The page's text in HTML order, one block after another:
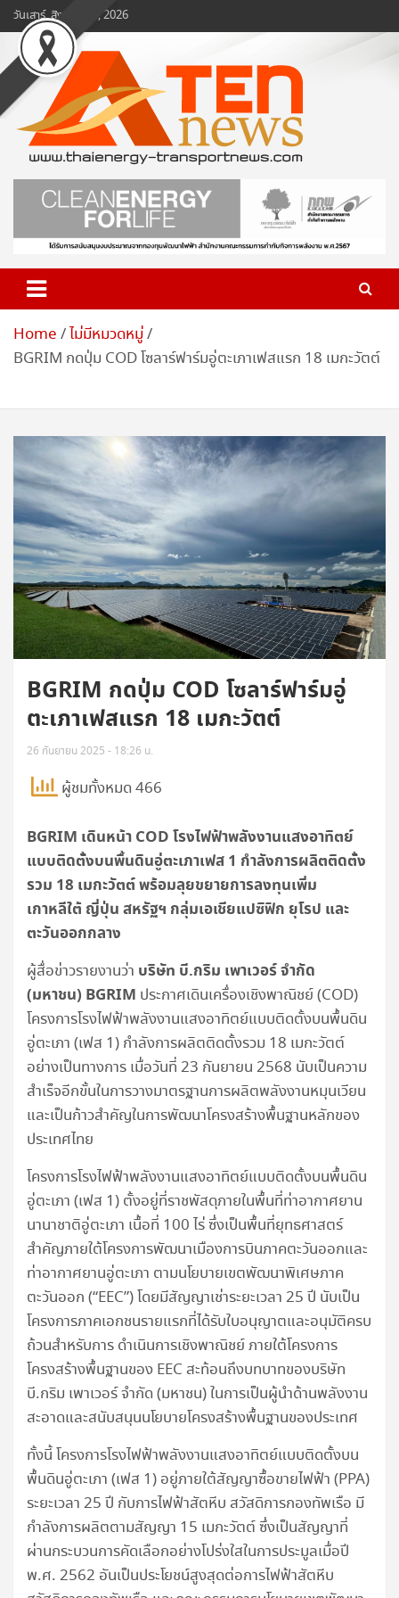
Skip
to
content
วันเสาร์, สิงหาคม 8, 2026
www.ten-news.com
ข่าวพลังงานและคมนาคม
Home ไม่มีหมวดหมู่
BGRIM กดปุ่ม COD โซลาร์ฟาร์มอู่ตะเภาเฟสแรก 18 เมกะวัตต์
BGRIM กดปุ่ม COD โซลาร์ฟาร์มอู่
ตะเภาเฟสแรก 18 เมกะวัตต์
26 กันยายน 2025 - 18:26 น.
ผู้ชมทั้งหมด 466
BGRIM เดินหน้า COD โรงไฟฟ้าพลังงานแสงอาทิตย์
แบบติดตั้งบนพื้นดินอู่ตะเภาเฟส 1 กำลังการผลิตติดตั้ง
รวม 18 เมกะวัตต์ พร้อมลุยขยายการลงทุนเพิ่ม
เกาหลีใต้ ญี่ปุ่น สหรัฐฯ กลุ่มเอเชียแปซิฟิก ยุโรป และ
ตะวันออกกลาง
ผู้สื่อข่าวรายงานว่า บริษัท บี.กริม เพาเวอร์ จำกัด
(มหาชน) BGRIM ประกาศเดินเครื่องเชิงพาณิชย์ (COD)
โครงการโรงไฟฟ้าพลังงานแสงอาทิตย์แบบติดตั้งบนพื้นดิน
อู่ตะเภา (เฟส 1) กำลังการผลิตติดตั้งรวม 18 เมกะวัตต์
อย่างเป็นทางการ เมื่อวันที่ 23 กันยายน 2568 นับเป็นความ
สำเร็จอีกขั้นในการวางมาตรฐานการผลิตพลังงานหมุนเวียน
และเป็นก้าวสำคัญในการพัฒนาโครงสร้างพื้นฐานหลักของ
ประเทศไทย
โครงการโรงไฟฟ้าพลังงานแสงอาทิตย์แบบติดตั้งบนพื้นดิน
อู่ตะเภา (เฟส 1) ตั้งอยู่ที่ราชพัสดุภายในพื้นที่ท่าอากาศยาน
นานาชาติอู่ตะเภา เนื้อที่ 100 ไร่ ซึ่งเป็นพื้นที่ยุทธศาสตร์
สำคัญภายใต้โครงการพัฒนาเมืองการบินภาคตะวันออกและ
ท่าอากาศยานอู่ตะเภา ตามนโยบายเขตพัฒนาพิเศษภาค
ตะวันออก (“EEC”) โดยมีสัญญาเช่าระยะเวลา 25 ปี นับเป็น
โครงการภาคเอกชนรายแรกที่ได้รับใบอนุญาตและอนุมัติครบ
ถ้วนสำหรับการ ดำเนินการเชิงพาณิชย์ ภายใต้โครงการ
โครงสร้างพื้นฐานของ EEC สะท้อนถึงบทบาทของบริษัท
บี.กริม เพาเวอร์ จำกัด (มหาชน) ในการเป็นผู้นำด้านพลังงาน
สะอาดและสนับสนุนนโยบายโครงสร้างพื้นฐานของประเทศ
ทั้งนี้ โครงการโรงไฟฟ้าพลังงานแสงอาทิตย์แบบติดตั้งบน
พื้นดินอู่ตะเภา (เฟส 1) อยู่ภายใต้สัญญาซื้อขายไฟฟ้า (PPA)
ระยะเวลา 25 ปี กับการไฟฟ้าสัตหีบ สวัสดิการกองทัพเรือ มี
กำลังการผลิตตามสัญญา 15 เมกะวัตต์ ซึ่งเป็นสัญญาที่
ผ่านกระบวนการคัดเลือกอย่างโปร่งใสในการประมูลเมื่อปี
พ.ศ. 2562 อันเป็นประโยชน์สูงสุดต่อการไฟฟ้าสัตหีบ